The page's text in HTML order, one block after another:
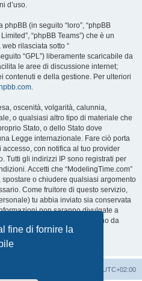
fine di fornire la
d’uso.
(in seguito “loro”, “phpBB
“phpBB Teams”) che è un
rilasciata sotto “
“GPL”) liberamente scaricabile da
le aree di discussione internet;
contenuti e della gestione. Per ulteriori
.
oscenità, volgarità, calunnia,
o qualsiasi altro tipo di materiale che
Stato, o dello Stato dove
Legge internazionale. Fare ciò porta
con notifica al tuo provider
Tutti gli indirizzi IP sono registrati per
Accetti che “ModelingTime.com”
o chiudere qualsiasi argomento
Come fruitore di questo servizio,
tu abbia inviato sia conservata
non saranno divulgate a
o phpBB sono da
al sistema che possa
UTC+02:00